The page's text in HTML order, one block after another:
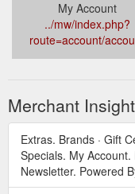
My Account
../mw/index.php?
route=account/
Merchant
Extras. Brands · Gift
Specials. My Account.
Newsletter. Powered